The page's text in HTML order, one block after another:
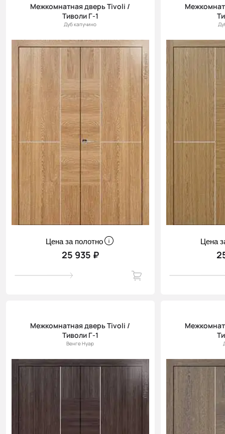
Межкомнатная дверь Tivoli /
Тиволи Г-1
Дуб капучино
Цена за полотно
25 935 ₽
Цена
Межкомнатная дверь Tivoli /
Тиволи Г-1
Венге Нуар